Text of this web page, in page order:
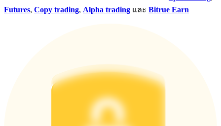
Futures, Copy trading, Alpha trading และ Bitrue Earn